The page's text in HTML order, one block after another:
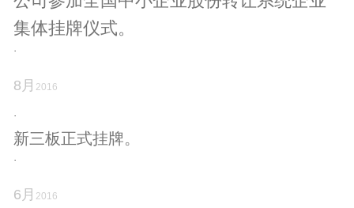
集体挂牌仪式。
·
8 月 2016
·
新三板正式挂牌。
·
6 月 2016